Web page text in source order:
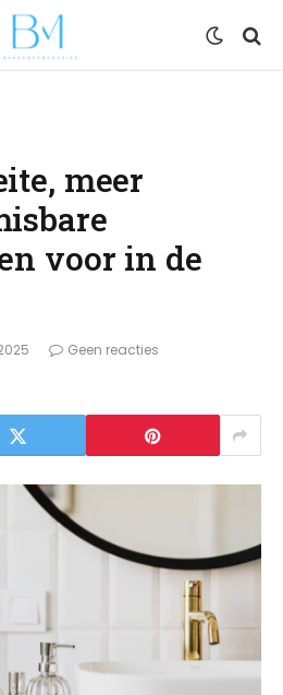
meer
voor in de
Geen reacties